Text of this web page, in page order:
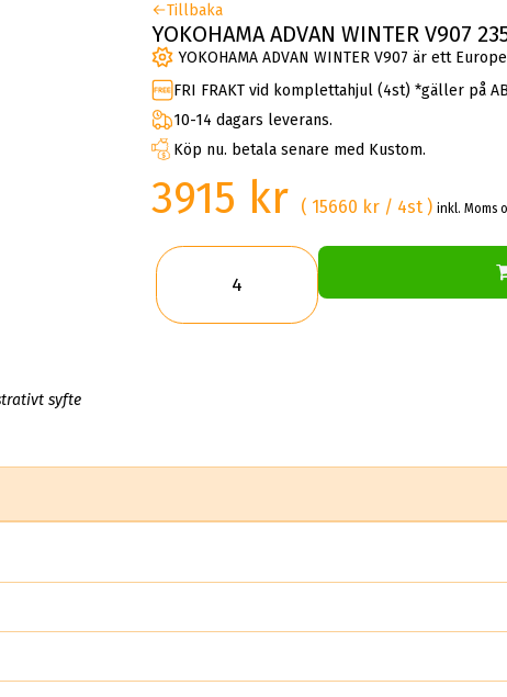
syfte
Tillbaka
YOKOHAMA ADVAN WINTER V907
YOKOHAMA ADVAN WINTER V907 är ett
FRI FRAKT vid komplettahjul (4st) *gäller på
10-14 dagars leverans.
Köp nu. betala senare med Kustom.
3915 kr ( 15660 kr / 4st )inkl. Moms